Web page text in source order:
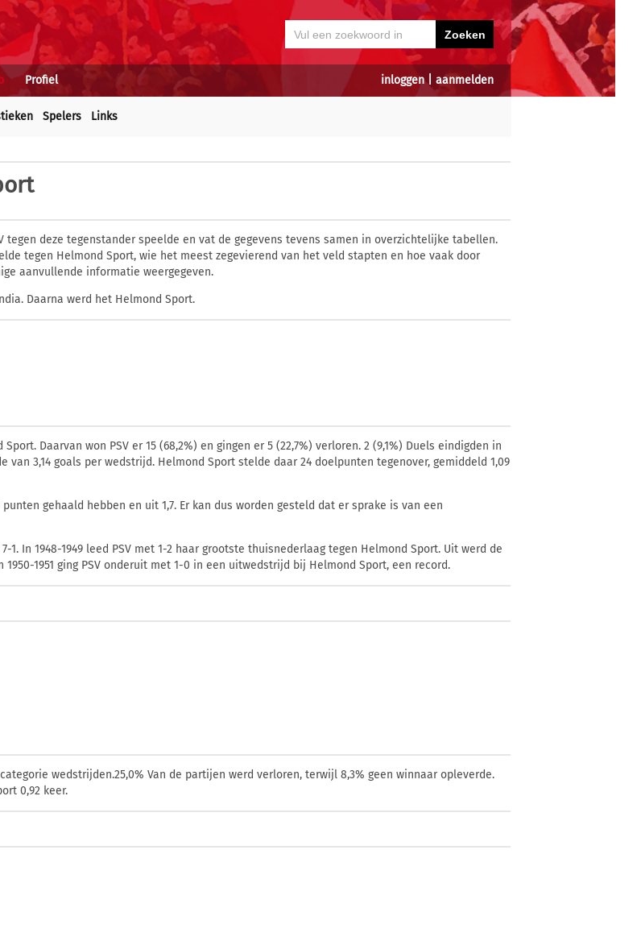
inloggen| aanmelden
Profiel
Spelers Links
tegen deze tegenstander speelde en vat de gegevens tevens samen in overzichtelijke tabellen.
tegen Helmond Sport, wie het meest zegevierend van het veld stapten en hoe vaak door
aanvullende informatie weergegeven.
Daarna werd het Helmond Sport.
Daarvan won PSV er 15 (68,2%) en gingen er 5 (22,7%) verloren. 2 (9,1%) Duels eindigden in
van 3,14 goals per wedstrijd. Helmond Sport stelde daar 24 doelpunten tegenover, gemiddeld 1,09
gehaald hebben en uit 1,7. Er kan dus worden gesteld dat er sprake is van een
1. In 1948-1949 leed PSV met 1-2 haar grootste thuisnederlaag tegen Helmond Sport. Uit werd de
1951 ging PSV onderuit met 1-0 in een uitwedstrijd bij Helmond Sport, een record.
wedstrijden.25,0% Van de partijen werd verloren, terwijl 8,3% geen winnaar opleverde.
0,92 keer.